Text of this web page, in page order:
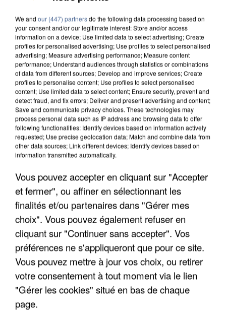
APRÈS TOUTES CES CANICULES, LES REFUGES
DE FAUNE SAUVAGE SONT...
We and our (447) partnersdo the following data processing based on
your consent and/or our legitimate interest: Store and/or access
information on a device; Use limited data to select advertising; Create
profiles for personalised advertising; Use profiles to select personalised
advertising; Measure advertising performance; Measure content
performance; Understand audiences through statistics or combinations
of data from different sources; Develop and improve services; Create
profiles to personalise content; Use profiles to select personalised
content; Use limited data to select content; Ensure security, prevent and
detect fraud, and fix errors; Deliver and present advertising and content;
Save and communicate privacy choices. These technologies may
process personal data such as IP address and browsing data to offer
following functionalities: Identify devices based on information actively
requested; Use precise geolocation data; Match and combine data from
other data sources; Link different devices; Identify devices based on
information transmitted automatically.
Vous pouvez accepter en cliquant sur "Accepter
et fermer", ou affiner en sélectionnant les
finalités et/ou partenaires dans "Gérer mes
choix". Vous pouvez également refuser en
cliquant sur "Continuer sans accepter". Vos
préférences ne s'appliqueront que pour ce site.
Vous pouvez mettre à jour vos choix, ou retirer
votre consentement à tout moment via le lien
"Gérer les cookies" situé en bas de chaque
page.